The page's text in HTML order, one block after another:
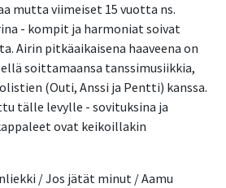
mutta viimeiset 15 vuotta ns.
- kompit ja harmoniat soivat
Airin pitkäaikaisena haaveena on
soittamaansa tanssimusiikkia,
(Outi, Anssi ja Pentti) kanssa.
tälle levylle - sovituksina ja
ovat keikoillakin
/ Jos jätät minut / Aamu